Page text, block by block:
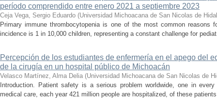
período comprendido entre enero 2021 a septiembre 2023
Ceja Vega, Sergio Eduardo (Universidad Michoacana de San Nicolas de
Primary immune thrombocytopenia is one of the most common reasons
incidence is 1 in 10,000 children, representing a constant challenge for
Percepción de los estudiantes de enfermería en el apego del
de la cirugía en un hospital público de Michoacán
Velasco Martínez, Alma Delia (Universidad Michoacana de San Nicolas de
Introduction. Patient safety is a serious problem worldwide, one in
medical care, each year 421 million people are hospitalized, of these